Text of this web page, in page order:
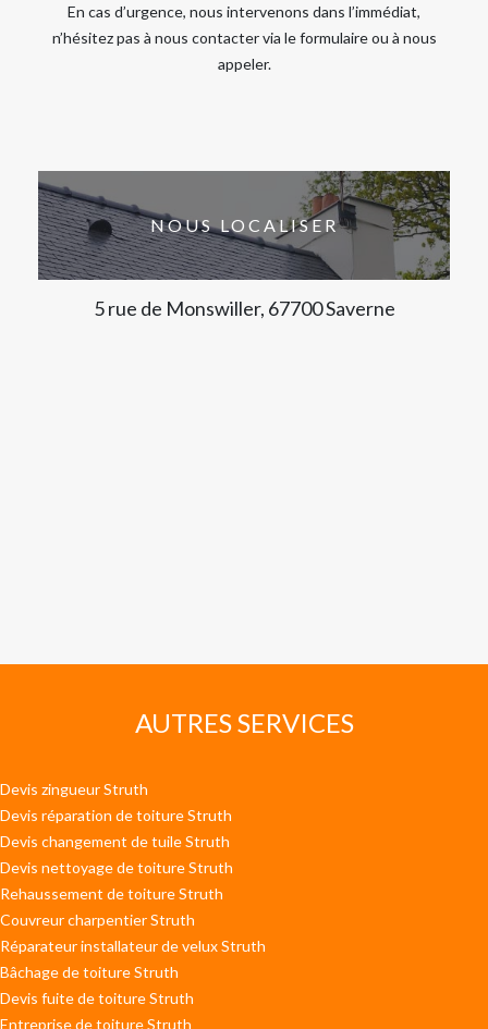
En cas d’urgence, nous intervenons dans l’immédiat,
n’hésitez pas à nous contacter via le formulaire ou à nous
appeler.
NOUS LOCALISER
5 rue de Monswiller, 67700 Saverne
AUTRES SERVICES
Devis zingueur Struth
Devis réparation de toiture Struth
Devis changement de tuile Struth
Devis nettoyage de toiture Struth
Rehaussement de toiture Struth
Couvreur charpentier Struth
Réparateur installateur de velux Struth
Bâchage de toiture Struth
Devis fuite de toiture Struth
Entreprise de toiture Struth